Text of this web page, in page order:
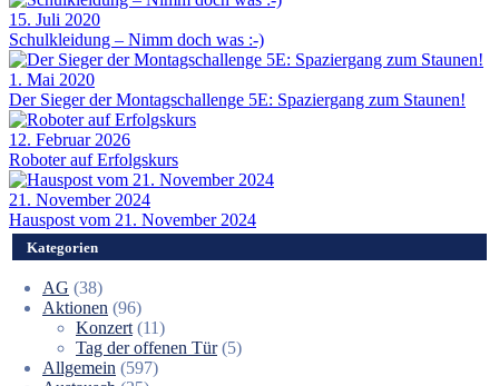
15. Juli 2020
Schulkleidung – Nimm doch was :-)
1. Mai 2020
Der Sieger der Montagschallenge 5E: Spaziergang zum Staunen!
12. Februar 2026
Roboter auf Erfolgskurs
21. November 2024
Hauspost vom 21. November 2024
Kategorien
AG (38)
Aktionen (96)
Konzert (11)
Tag der offenen Tür(5)
Allgemein (597)